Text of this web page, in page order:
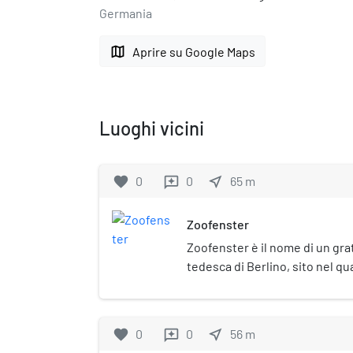
Germania
map Aprire su Google Maps
Luoghi vicini
favorite 0 reviews 0 near_me 65 m
Zoofenster
Zoofenster è il nome di un
tedesca di Berlino, sito nel
sull'area del demolito
dello Zoofenster sorge il
favorite 0 reviews 0 near_me 56 m